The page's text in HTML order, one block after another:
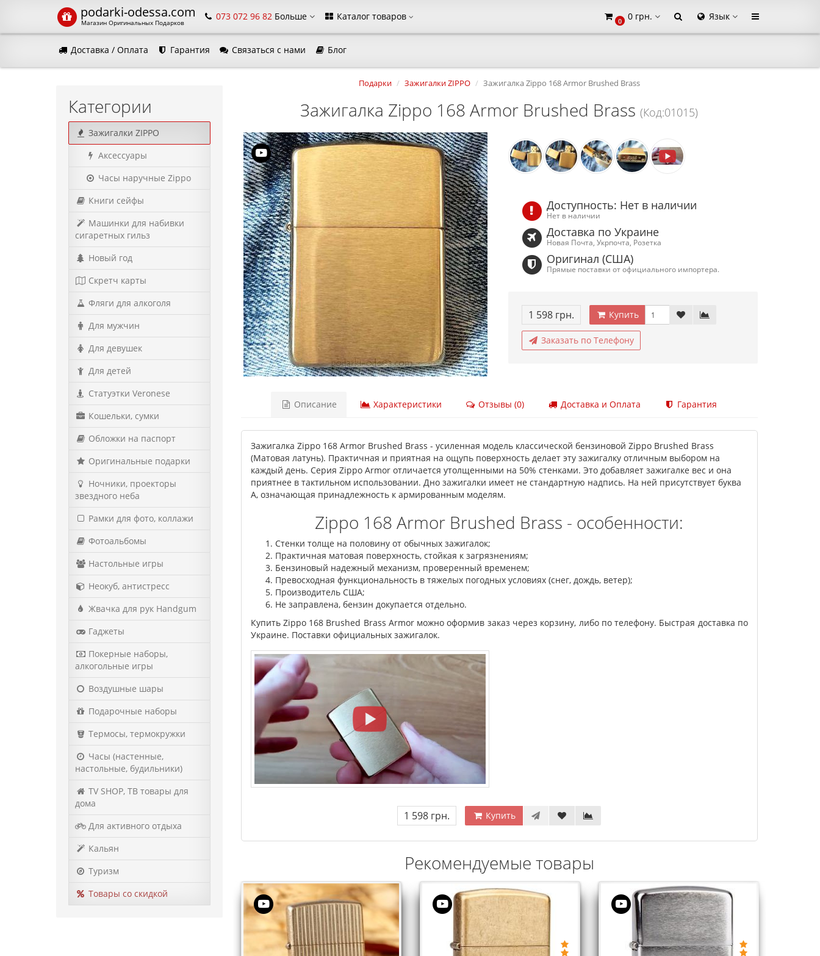
podarki-odessa.com
Магазин Оригинальных Подарков
073 072 96 82 Больше Каталог товаров 0 0 грн. Язык
Доставка / Оплата Гарантия Связаться с нами Блог
Категории
Зажигалки ZIPPO
Аксессуары
Часы наручные Zippo
Книги сейфы
Машинки для набивки
сигаретных гильз
Новый год
Скретч карты
Фляги для алкоголя
Для мужчин
Для девушек
Для детей
Статуэтки Veronese
Кошельки, сумки
Обложки на паспорт
Оригинальные подарки
Ночники, проекторы
звездного неба
Рамки для фото, коллажи
Фотоальбомы
Настольные игры
Неокуб, антистресс
Жвачка для рук Handgum
Гаджеты
Покерные наборы,
алкогольные игры
Воздушные шары
Подарочные наборы
Термосы, термокружки
Часы (настенные,
настольные, будильники)
TV SHOP, ТВ товары для
дома
Для активного отдыха
Кальян
Туризм
Товары со скидкой
Подарки Зажигалки ZIPPO Зажигалка Zippo 168 Armor Brushed Brass
Русский
Українська
Закрыть
Зажигалка Zippo 168 Armor Brushed Brass(Код:01015)
Доступность: Нет в наличии
Нет в наличии
Доставка по Украине
Новая Почта, Укрпочта, Розетка
Оригинал (США)
Прямые поставки от официального импортера.
1 598 грн. Купить
Заказать по Телефону
Описание Характеристики Отзывы (0) Доставка и Оплата Гарантия
Зажигалка Zippo 168 Armor Brushed Brass - усиленная модель классической бензиновой Zippo Brushed Brass
(Матовая латунь). Практичная и приятная на ощупь поверхность делает эту зажигалку отличным выбором на
каждый день. Серия Zippo Armor отличается утолщенными на 50% стенками. Это добавляет зажигалке вес и она
приятнее в тактильном использовании. Дно зажигалки имеет не стандартную надпись. На ней присутствует буква
А, означающая принадлежность к армированным моделям.
Zippo 168 Armor Brushed Brass - особенности:
Стенки толще на половину от обычных зажигалок;
Практичная матовая поверхность, стойкая к загрязнениям;
Бензиновый надежный механизм, проверенный временем;
Превосходная функциональность в тяжелых погодных условиях (снег, дождь, ветер);
Производитель США;
Не заправлена, бензин докупается отдельно.
Купить Zippo 168 Brushed Brass Armor можно оформив заказ через корзину, либо по телефону. Быстрая доставка по
Украине. Поставки официальных зажигалок.
1 598 грн. Купить
Рекомендуемые товары